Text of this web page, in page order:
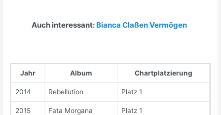
Auch interessant: Bianca Claßen Vermögen
Jahr Album Chartplatzierung
2014 Rebellution Platz 1
2015 Fata Morgana Platz 1